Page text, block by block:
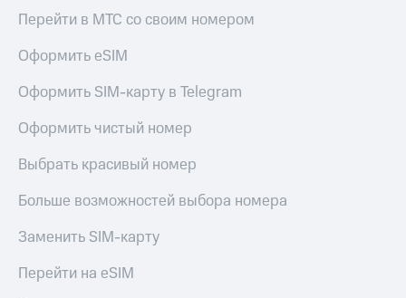
Перейти в МТС со своим номером
Оформить eSIM
Оформить SIM-карту в Telegram
Оформить чистый номер
Выбрать красивый номер
Больше возможностей выбора номера
Заменить SIM-карту
Перейти на eSIM